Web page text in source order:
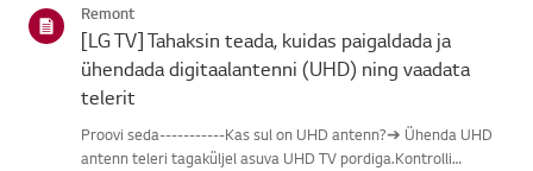
Remont
[LG TV] Tahaksin teada, kuidas paigaldada ja
ühendada digitaalantenni (UHD) ning vaadata
telerit
Proovi seda-----------Kas sul on UHD antenn?➔ Ühenda UHD
antenn teleri tagaküljel asuva UHD TV pordiga.Kontrolli